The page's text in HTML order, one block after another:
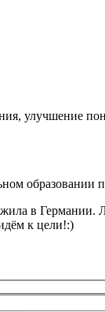
улучшение
образовании
в
к цели!:)